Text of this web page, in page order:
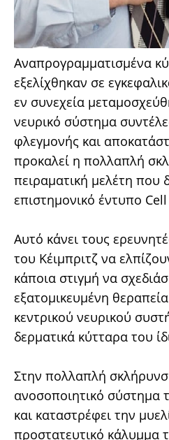
Αναπρογραμματισμένα
εξελίχθηκαν σε
εν συνεχεία
νευρικό σύστημα
φλεγμονής και
προκαλεί η πολλαπλή
πειραματική μελέτη που
επιστημονικό έντυπο
Αυτό κάνει τους
του Κέιμπριτζ να
κάποια στιγμή να
εξατομικευμένη
κεντρικού νευρικού
δερματικά κύτταρα του
Στην πολλαπλή
ανοσοποιητικό σύστημα
και καταστρέφει την
προστατευτικό κάλυμμα